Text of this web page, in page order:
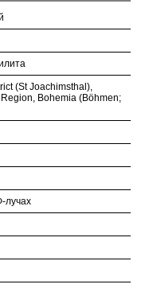
(St Joachimsthal),
Bohemia (Böhmen;
лучах